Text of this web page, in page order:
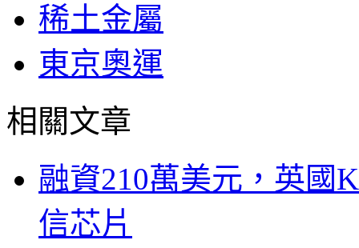
稀土金屬
東京奧運
相關文章
融資210萬美元，英國
信芯片